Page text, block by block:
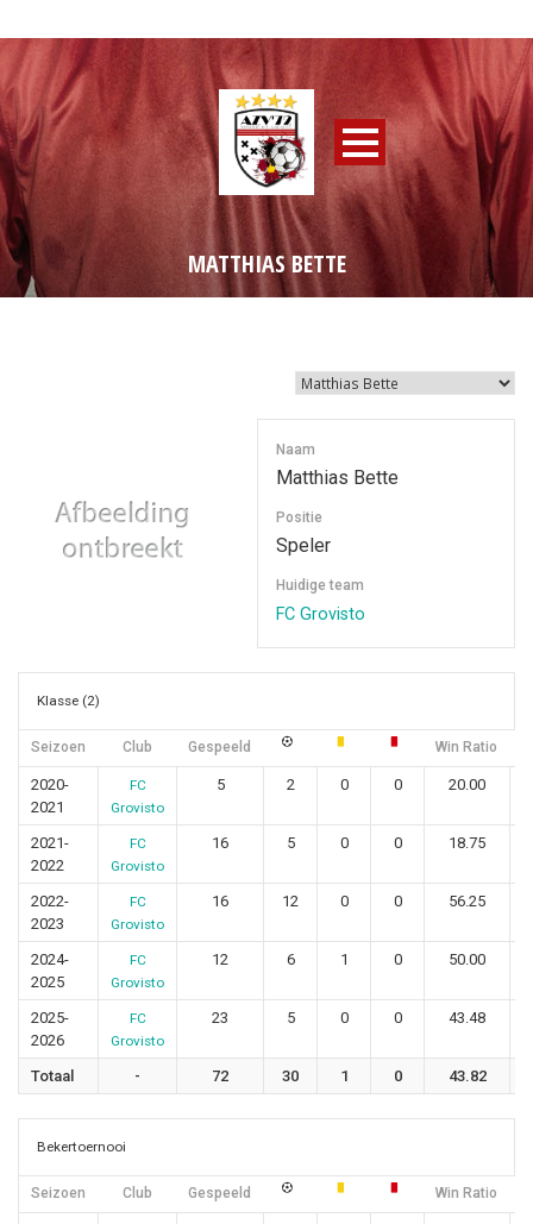
MATTHIAS BETTE
Naam
Matthias Bette
Positie
Speler
Huidige team
FC Grovisto
Klasse (2)
Seizoen Club Gespeeld Win Ratio
2020-
2021
FC
Grovisto
5 2 0 0 20.00
2021-
2022
FC
Grovisto
16 5 0 0 18.75
2022-
2023
FC
Grovisto
16 12 0 0 56.25
2024-
2025
FC
Grovisto
12 6 1 0 50.00
2025-
2026
FC
Grovisto
23 5 0 0 43.48
Totaal - 72 30 1 0 43.82
Bekertoernooi
Seizoen Club Gespeeld Win Ratio